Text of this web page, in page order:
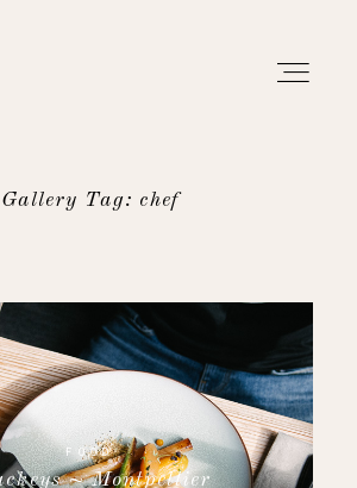
Gallery Tag: chef
FOOD
~ Montpellier